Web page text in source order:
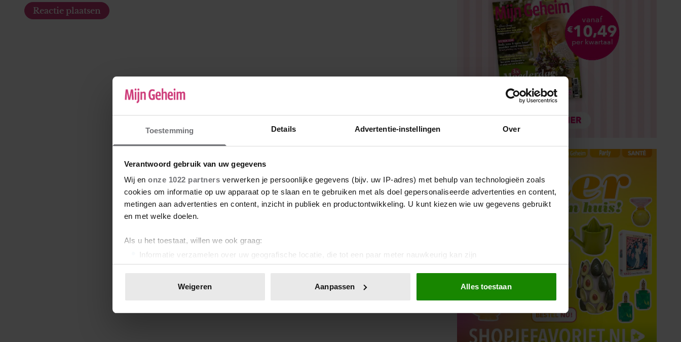
Toestemming Details Advertentie-instellingen Over
Verantwoord gebruik van uw gegevens
Wij en onze 1022 partners verwerken je persoonlijke gegevens (bijv. uw IP-adres) met behulp van technologieën zoals
cookies om informatie op uw apparaat op te slaan en te gebruiken met als doel gepersonaliseerde advertenties en content,
metingen aan advertenties en content, inzicht in publiek en productontwikkeling. U kunt kiezen wie uw gegevens gebruikt
en met welke doelen.
Als u het toestaat, willen we ook graag:
Informatie verzamelen over uw geografische locatie, die tot een paar meter nauwkeurig kan zijn
Uw apparaat identificeren door het actief te scannen op specifieke eigenschappen (fingerprinting)
toestemming op elk moment wijzigen of intrekken in de Cookieverklaring.
We gebruiken cookies om content en advertenties te personaliseren, om functies voor social media te bieden en om ons
websiteverkeer te analyseren. Ook delen we informatie over uw gebruik van onze site met onze partners voor social
Weigeren Aanpassen Alles toestaan